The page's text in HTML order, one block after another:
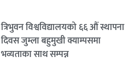
त्रिभुवन विश्वविद्यालयको ६६ औं स्थापना
दिवस जुम्ला बहुमुखी क्याम्पसमा
भव्यताका साथ सम्पन्न